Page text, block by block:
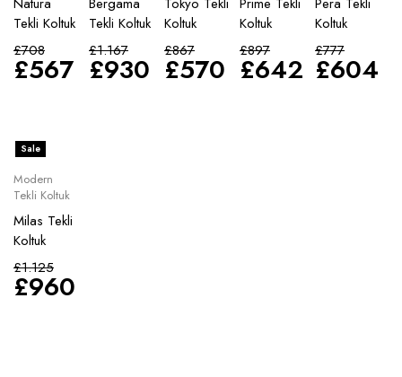
Tekli Koltuk
£708
£567
Tekli Koltuk
£1.167
£930
Koltuk
£867
£570
Koltuk
£897
£642
Koltuk
£777
£604
Sale
Modern
Tekli Koltuk
Milas Tekli
Koltuk
£1.125
£960